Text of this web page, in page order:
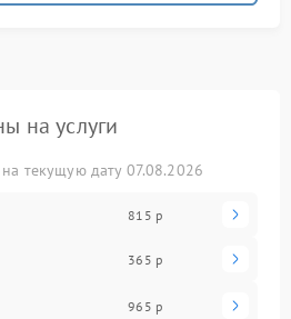
на услуги
текущую дату 07.08.2026
815 р
365 р
965 р